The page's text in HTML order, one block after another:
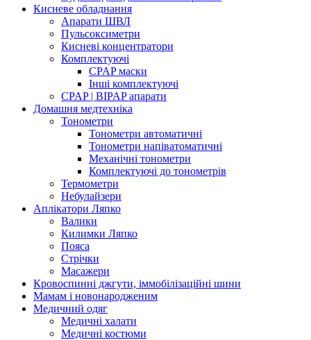
Кисневе обладнання
Апарати ШВЛ
Пульсоксиметри
Кисневі концентратори
Комплектуючі
CPAP маски
Інші комплектуючі
CPAP | BIPAP апарати
Домашня медтехніка
Тонометри
Тонометри автоматичні
Тонометри напіватоматичні
Механічні тонометри
Комплектуючі до тонометрів
Термометри
Небулайзери
Аплікатори Ляпко
Валики
Килимки Ляпко
Пояса
Стрічки
Масажери
Кровоспинні джгути, іммобілізаційні шини
Мамам і новонародженим
Медичний одяг
Медичні халати
Медичні костюми